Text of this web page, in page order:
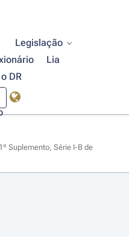
Legislação
Lia
DR
Suplemento, Série I-B de